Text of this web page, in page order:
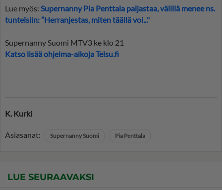
Lue myös: Supernanny Pia Penttala paljastaa, välillä menee ns.
tunteisiin: ”Herranjestas, miten täällä voi..."
Supernanny Suomi MTV3 ke klo 21
Katso lisää ohjelma-aikoja Telsu.fi
K. Kurki
Asiasanat: Supernanny Suomi Pia Penttala
LUE SEURAAVAKSI